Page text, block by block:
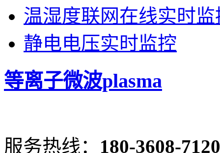
温湿度联网在线实时监
静电电压实时监控
等离子微波plasma
服务热线： 180-3608-7120